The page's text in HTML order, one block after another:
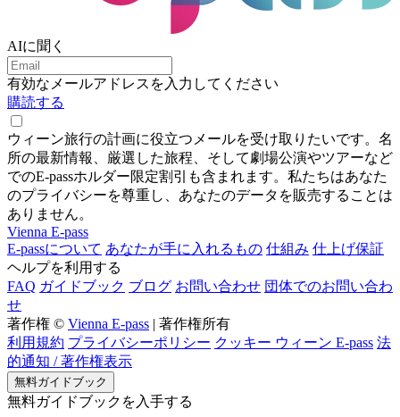
AIに聞く
有効なメールアドレスを入力してください
購読する
ウィーン旅行の計画に役立つメールを受け取りたいです。名
所の最新情報、厳選した旅程、そして劇場公演やツアーなど
でのE-passホルダー限定割引も含まれます。私たちはあなた
のプライバシーを尊重し、あなたのデータを販売することは
ありません。
Vienna E-pass
E-passについて あなたが手に入れるもの 仕組み 仕上げ保証
ヘルプを利用する
FAQ ガイドブック ブログ お問い合わせ 団体でのお問い合わ
せ
著作権 © Vienna E-pass | 著作権所有
利用規約 プライバシーポリシー クッキー ウィーン E-pass 法
的通知 / 著作権表示
無料ガイドブック
無料ガイドブックを入手する